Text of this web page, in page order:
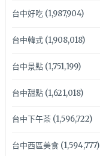
台中好吃(1,987,904)
台中韓式(1,908,018)
台中景點(1,751,199)
台中甜點(1,621,018)
台中下午茶(1,596,722)
台中西區美食(1,594,777)